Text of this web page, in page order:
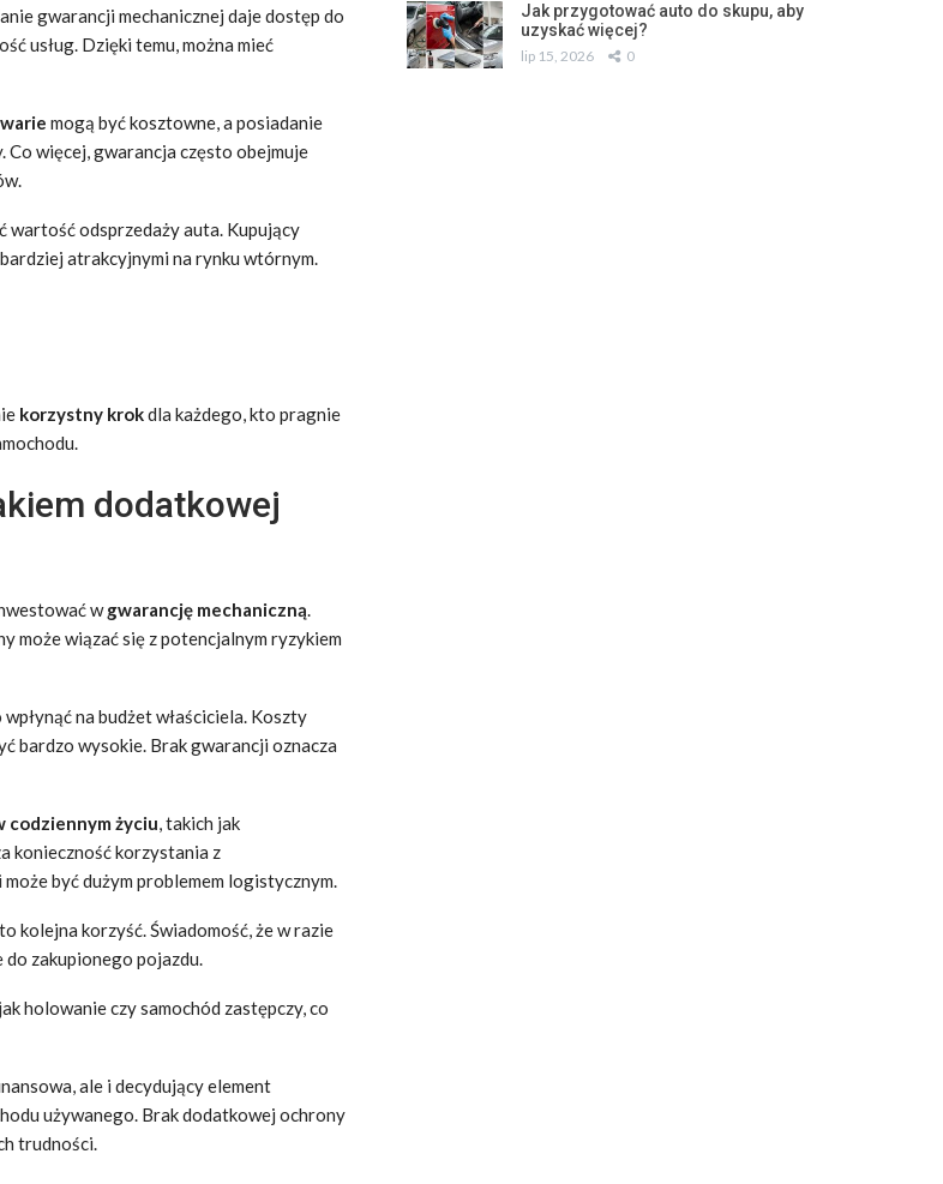
gwarancji mechanicznej daje dostęp do
usług. Dzięki temu, można mieć
mogą być kosztowne, a posiadanie
więcej, gwarancja często obejmuje
wartość odsprzedaży auta. Kupujący
atrakcyjnymi na rynku wtórnym.
korzystny krokdla każdego, kto pragnie
dodatkowej
wgwarancję mechaniczną.
może wiązać się z potencjalnym ryzykiem
na budżet właściciela. Koszty
bardzo wysokie. Brak gwarancji oznacza
codziennym życiu, takich jak
konieczność korzystania z
być dużym problemem logistycznym.
kolejna korzyść. Świadomość, że w razie
do zakupionego pojazdu.
holowanie czy samochód zastępczy, co
ale i decydujący element
używanego. Brak dodatkowej ochrony
trudności.
Jak przygotować auto do skupu, aby
uzyskać więcej?
lip 15, 2026 0